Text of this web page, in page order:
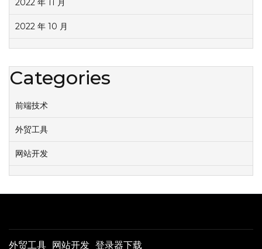
2022 年 11 月
2022 年 10 月
Categories
前端技术
外贸工具
网站开发
外贸工具 网站开发 登录器下载